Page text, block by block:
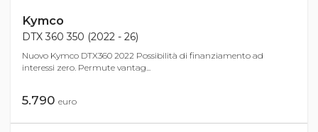
Kymco
DTX 360 350 (2022 - 26)
Nuovo Kymco DTX360 2022 Possibilità di finanziamento ad
interessi zero. Permute vantag...
5.790 euro